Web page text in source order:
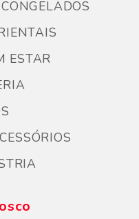
ESTAR